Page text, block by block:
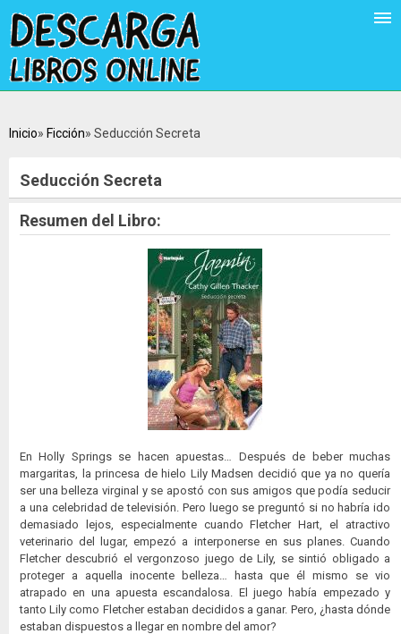
Inicio Ficción Seducción Secreta
Seducción Secreta
Resumen del Libro:
En Holly Springs se hacen apuestas… Después de beber muchas
margaritas, la princesa de hielo Lily Madsen decidió que ya no quería
ser una belleza virginal y se apostó con sus amigos que podía seducir
a una celebridad de televisión. Pero luego se preguntó si no habría ido
demasiado lejos, especialmente cuando Fletcher Hart, el atractivo
veterinario del lugar, empezó a interponerse en sus planes. Cuando
Fletcher descubrió el vergonzoso juego de Lily, se sintió obligado a
proteger a aquella inocente belleza… hasta que él mismo se vio
atrapado en una apuesta escandalosa. El juego había empezado y
tanto Lily como Fletcher estaban decididos a ganar. Pero, ¿hasta dónde
estaban dispuestos a llegar en nombre del amor?